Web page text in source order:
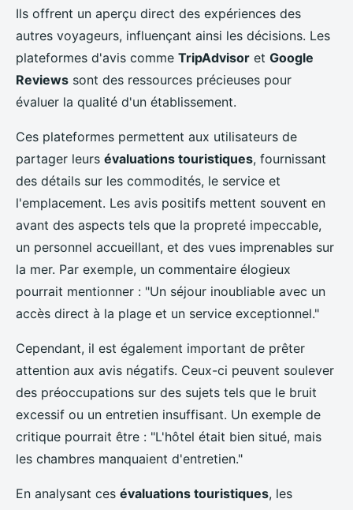
Ils offrent un aperçu direct des expériences des
autres voyageurs, influençant ainsi les décisions. Les
plateformes d'avis comme TripAdvisor et Google
Reviews sont des ressources précieuses pour
évaluer la qualité d'un établissement.
Ces plateformes permettent aux utilisateurs de
partager leurs évaluations touristiques, fournissant
des détails sur les commodités, le service et
l'emplacement. Les avis positifs mettent souvent en
avant des aspects tels que la propreté impeccable,
un personnel accueillant, et des vues imprenables sur
la mer. Par exemple, un commentaire élogieux
pourrait mentionner : "Un séjour inoubliable avec un
accès direct à la plage et un service exceptionnel."
Cependant, il est également important de prêter
attention aux avis négatifs. Ceux-ci peuvent soulever
des préoccupations sur des sujets tels que le bruit
excessif ou un entretien insuffisant. Un exemple de
critique pourrait être : "L'hôtel était bien situé, mais
les chambres manquaient d'entretien."
En analysant ces évaluations touristiques, les